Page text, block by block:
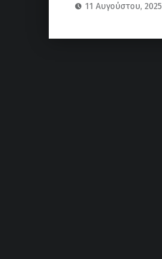
11 Αυγούστου, 2025